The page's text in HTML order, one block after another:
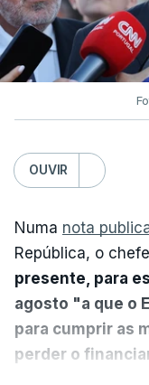
OUVIR
Numa nota
República, o
presente, para
agosto "a que o
para cumprir as
perder o